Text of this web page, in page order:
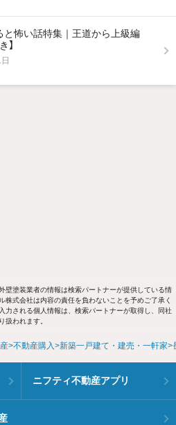
と怖い話特集｜王道から上級編
】
壁塗装業者の情報は検索パートナーが提供している情
株式会社は内容の責任を負わないことを予めご了承く
力される個人情報は、検索パートナーが取得し、同社
扱われます。
不動産購入 新築一戸建て・建売・一軒家
ニフティ不動産アプリ